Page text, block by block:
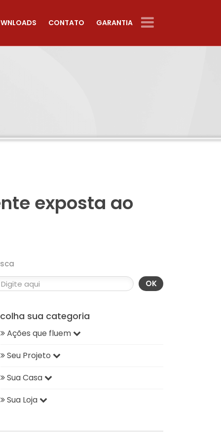
CONTATO GARANTIA
exposta ao
OK
sua categoria
Ações que fluem
Seu Projeto
Sua Casa
Sua Loja